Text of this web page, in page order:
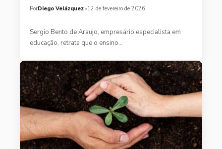
PorDiego Velázquez 12 de fevereiro de 2026
Sergio Bento de Araujo, empresário especialista em
educação, retrata que o ensino…